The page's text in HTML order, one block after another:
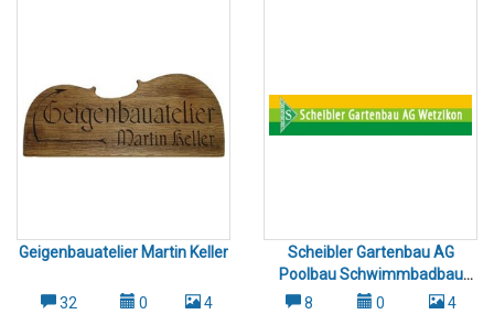
Geigenbauatelier Martin Keller
32 0 4
Scheibler Gartenbau AG
Poolbau Schwimmbadbau
Hinwil Gossau Uster
8 0 4